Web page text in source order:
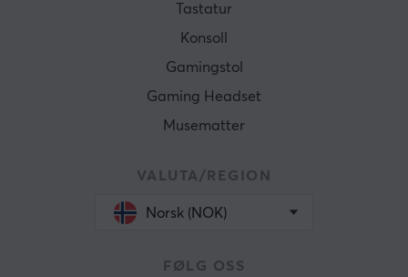
Tastatur
Konsoll
Gamingstol
Gaming Headset
Musematter
VALUTA/REGION
Norsk (NOK)
FØLG OSS